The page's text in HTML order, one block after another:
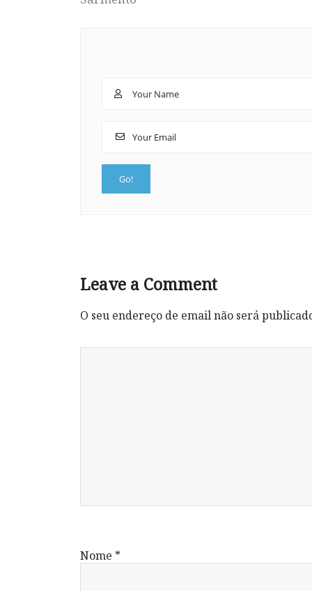
Leave a Comment
O seu endereço de email não será
Nome *